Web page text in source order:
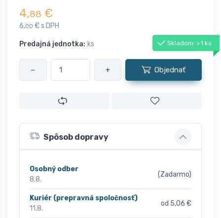
4,88 €
6,00 € s DPH
Predajná jednotka: ks Skladom: > 1 ks
− + Objednať
Spôsob dopravy
Osobný odber
8.8.
(Zadarmo)
Kuriér (prepravná spoločnosť)
11.8.
od 5,06 €